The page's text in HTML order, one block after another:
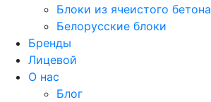
Блоки из ячеистого бетона
Белорусские блоки
Бренды
Лицевой
О нас
Блог